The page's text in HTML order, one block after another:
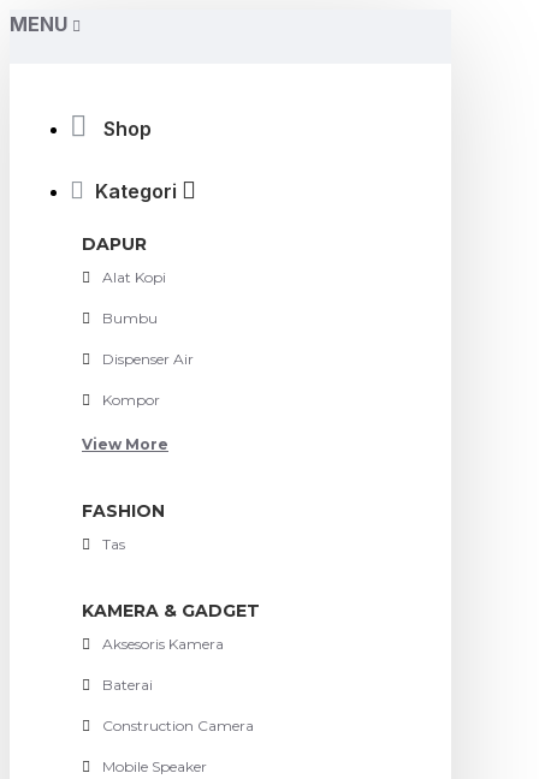
MENU
Shop
Kategori
DAPUR
Alat Kopi
Bumbu
Dispenser Air
Kompor
View More
FASHION
Tas
KAMERA & GADGET
Aksesoris Kamera
Baterai
Construction Camera
Mobile Speaker